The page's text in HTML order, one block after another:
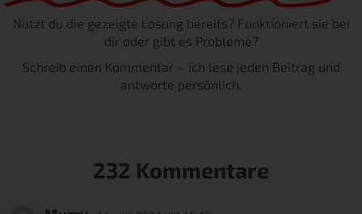
Nutzt du die gezeigte Lösung bereits? Funktioniert sie bei
dir oder gibt es Probleme?
Schreib einen Kommentar – ich lese jeden Beitrag und
antworte persönlich.
232 Kommentare